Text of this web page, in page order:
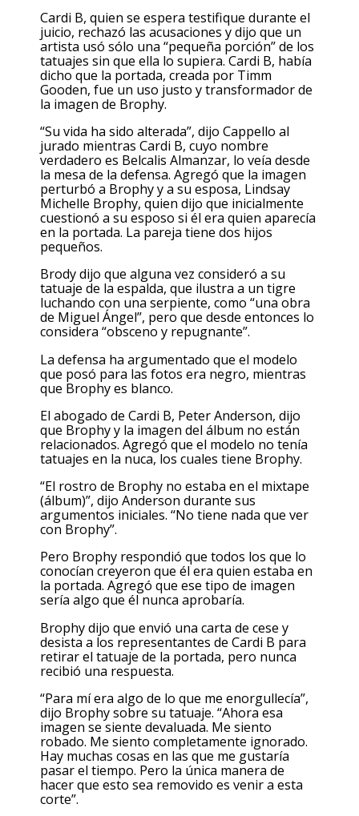
Cardi B, quien se espera testifique durante el
juicio, rechazó las acusaciones y dijo que un
artista usó sólo una “pequeña porción” de los
tatuajes sin que ella lo supiera. Cardi B, había
dicho que la portada, creada por Timm
Gooden, fue un uso justo y transformador de
la imagen de Brophy.
“Su vida ha sido alterada”, dijo Cappello al
jurado mientras Cardi B, cuyo nombre
verdadero es Belcalis Almanzar, lo veía desde
la mesa de la defensa. Agregó que la imagen
perturbó a Brophy y a su esposa, Lindsay
Michelle Brophy, quien dijo que inicialmente
cuestionó a su esposo si él era quien aparecía
en la portada. La pareja tiene dos hijos
pequeños.
Brody dijo que alguna vez consideró a su
tatuaje de la espalda, que ilustra a un tigre
luchando con una serpiente, como “una obra
de Miguel Ángel”, pero que desde entonces lo
considera “obsceno y repugnante”.
La defensa ha argumentado que el modelo
que posó para las fotos era negro, mientras
que Brophy es blanco.
El abogado de Cardi B, Peter Anderson, dijo
que Brophy y la imagen del álbum no están
relacionados. Agregó que el modelo no tenía
tatuajes en la nuca, los cuales tiene Brophy.
“El rostro de Brophy no estaba en el mixtape
(álbum)”, dijo Anderson durante sus
argumentos iniciales. “No tiene nada que ver
con Brophy”.
Pero Brophy respondió que todos los que lo
conocían creyeron que él era quien estaba en
la portada. Agregó que ese tipo de imagen
sería algo que él nunca aprobaría.
Brophy dijo que envió una carta de cese y
desista a los representantes de Cardi B para
retirar el tatuaje de la portada, pero nunca
recibió una respuesta.
“Para mí era algo de lo que me enorgullecía”,
dijo Brophy sobre su tatuaje. “Ahora esa
imagen se siente devaluada. Me siento
robado. Me siento completamente ignorado.
Hay muchas cosas en las que me gustaría
pasar el tiempo. Pero la única manera de
hacer que esto sea removido es venir a esta
corte”.